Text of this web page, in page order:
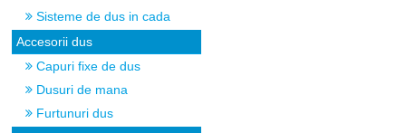
Sisteme de dus in cada
Accesorii dus
Capuri fixe de dus
Dusuri de mana
Furtunuri dus